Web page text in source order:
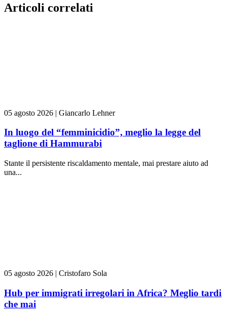
Articoli correlati
05 agosto 2026 | Giancarlo Lehner
In luogo del “femminicidio”, meglio la legge del
taglione di Hammurabi
Stante il persistente riscaldamento mentale, mai prestare aiuto ad
una...
05 agosto 2026 | Cristofaro Sola
Hub per immigrati irregolari in Africa? Meglio tardi
che mai